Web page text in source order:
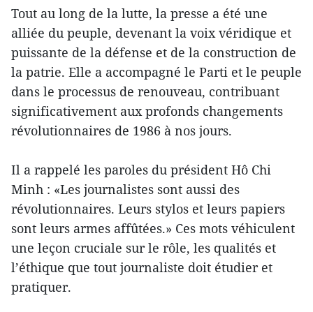
Tout au long de la lutte, la presse a été une
alliée du peuple, devenant la voix véridique et
puissante de la défense et de la construction de
la patrie. Elle a accompagné le Parti et le peuple
dans le processus de renouveau, contribuant
significativement aux profonds changements
révolutionnaires de 1986 à nos jours.
Il a rappelé les paroles du président Hô Chi
Minh : «Les journalistes sont aussi des
révolutionnaires. Leurs stylos et leurs papiers
sont leurs armes affûtées.» Ces mots véhiculent
une leçon cruciale sur le rôle, les qualités et
l’éthique que tout journaliste doit étudier et
pratiquer.